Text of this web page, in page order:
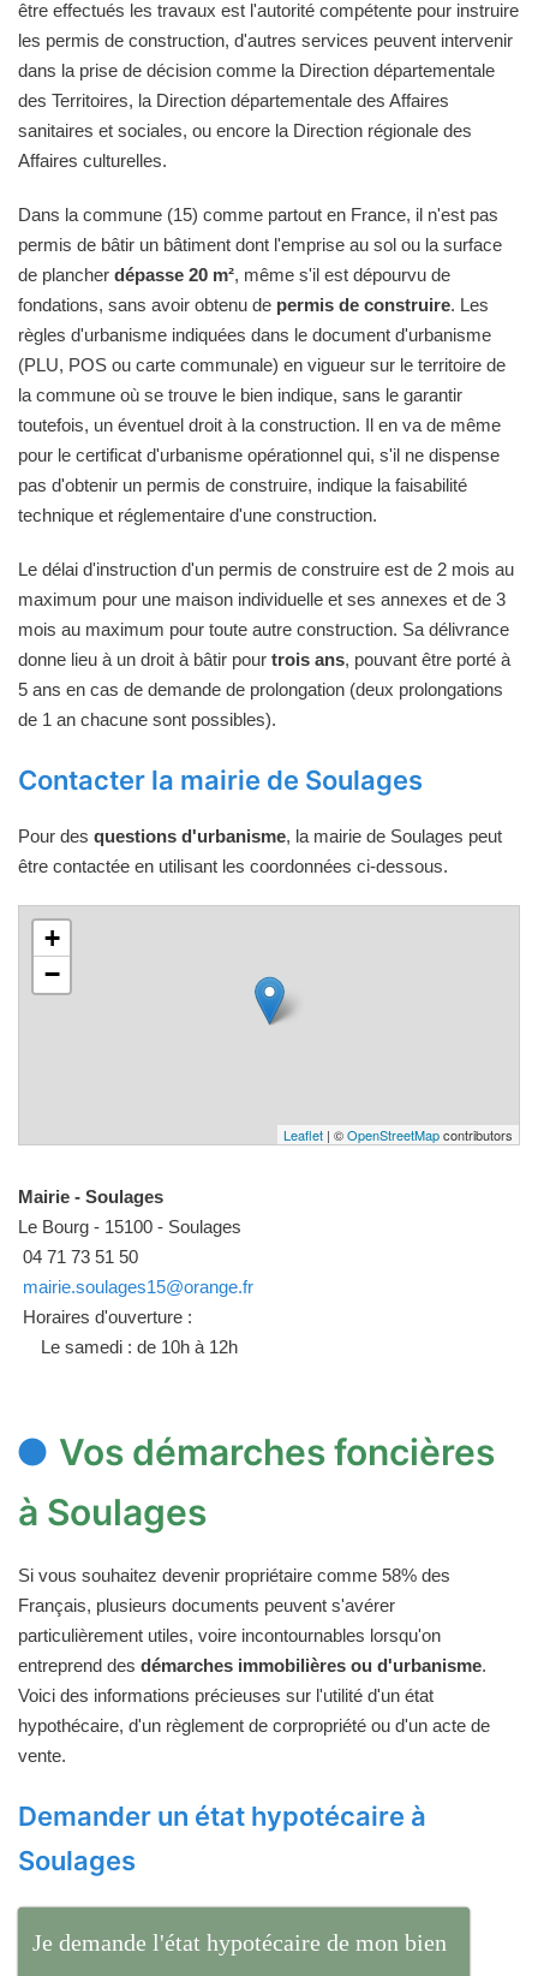
être effectués les travaux est l'autorité compétente pour instruire
les permis de construction, d'autres services peuvent intervenir
dans la prise de décision comme la Direction départementale
des Territoires, la Direction départementale des Affaires
sanitaires et sociales, ou encore la Direction régionale des
Affaires culturelles.
Dans la commune (15) comme partout en France, il n'est pas
permis de bâtir un bâtiment dont l'emprise au sol ou la surface
de plancher dépasse 20 m², même s'il est dépourvu de
fondations, sans avoir obtenu de permis de construire. Les
règles d'urbanisme indiquées dans le document d'urbanisme
(PLU, POS ou carte communale) en vigueur sur le territoire de
la commune où se trouve le bien indique, sans le garantir
toutefois, un éventuel droit à la construction. Il en va de même
pour le certificat d'urbanisme opérationnel qui, s'il ne dispense
pas d'obtenir un permis de construire, indique la faisabilité
technique et réglementaire d'une construction.
Le délai d'instruction d'un permis de construire est de 2 mois au
maximum pour une maison individuelle et ses annexes et de 3
mois au maximum pour toute autre construction. Sa délivrance
donne lieu à un droit à bâtir pour trois ans, pouvant être porté à
5 ans en cas de demande de prolongation (deux prolongations
de 1 an chacune sont possibles).
Contacter la mairie de Soulages
Pour des questions d'urbanisme, la mairie de Soulages peut
être contactée en utilisant les coordonnées ci-dessous.
+
−
Leaflet | ©OpenStreetMapcontributors
Mairie - Soulages
Le Bourg - 15100 - Soulages
04 71 73 51 50
mairie.soulages15@orange.fr
Horaires d'ouverture :
Le samedi : de 10h à 12h
Vos démarches foncières
à Soulages
Si vous souhaitez devenir propriétaire comme 58% des
Français, plusieurs documents peuvent s'avérer
particulièrement utiles, voire incontournables lorsqu'on
entreprend des démarches immobilières ou d'urbanisme.
Voici des informations précieuses sur l'utilité d'un état
hypothécaire, d'un règlement de corpropriété ou d'un acte de
vente.
Demander un état hypotécaire à
Soulages
Je demande l'état hypotécaire de mon bien